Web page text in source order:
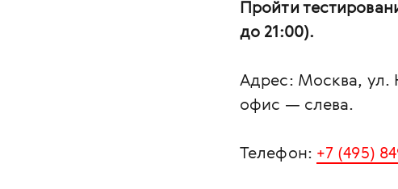
Пройти
до 21:00).
Адрес: Москва, ул.
офис — слева.
Телефон: +7 (495)